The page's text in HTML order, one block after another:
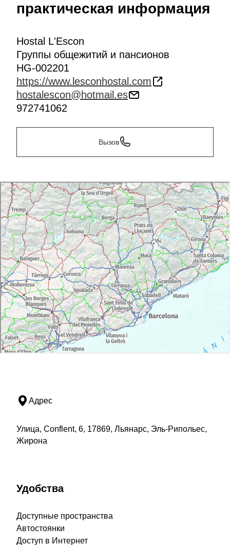
практическая информация
Hostal L'Escon
Группы общежитий и пансионов
HG-002201
https://www.lesconhostal.com
hostalescon@hotmail.es
972741062
Вызов
Адрес
Улица, Conflent, 6, 17869, Льянарс, Эль-Рипольес,
Жирона
Удобства
Доступные пространства
Автостоянки
Доступ в Интернет